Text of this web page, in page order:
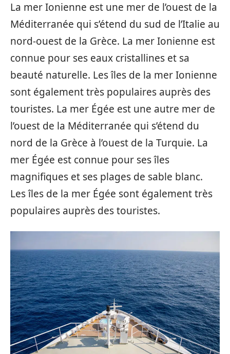
La mer Ionienne est une mer de l’ouest de la
Méditerranée qui s’étend du sud de l’Italie au
nord-ouest de la Grèce. La mer Ionienne est
connue pour ses eaux cristallines et sa
beauté naturelle. Les îles de la mer Ionienne
sont également très populaires auprès des
touristes. La mer Égée est une autre mer de
l’ouest de la Méditerranée qui s’étend du
nord de la Grèce à l’ouest de la Turquie. La
mer Égée est connue pour ses îles
magnifiques et ses plages de sable blanc.
Les îles de la mer Égée sont également très
populaires auprès des touristes.